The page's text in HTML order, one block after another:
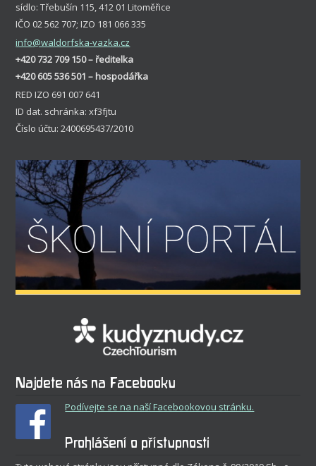
sídlo: Třebušín 115, 412 01 Litoměřice
IČO 02 562 707; IZO 181 066 335
info@waldorfska-vazka.cz
+420 732 709 150 – ředitelka
+420 605 536 501 – hospodářka
RED IZO 691 007 641
ID dat. schránka: xf3fjtu
Číslo účtu: 2400695437/2010
Najdete nás na Facebooku
Podívejte se na naší Facebookovou stránku.
Prohlášení o přístupnosti